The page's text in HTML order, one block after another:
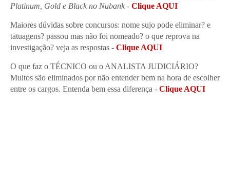
Platinum, Gold e Black no Nubank - Clique AQUI
Maiores dúvidas sobre concursos: nome sujo pode eliminar? e
tatuagens? passou mas não foi nomeado? o que reprova na
investigação? veja as respostas - Clique AQUI
O que faz o TÉCNICO ou o ANALISTA JUDICIÁRIO?
Muitos são eliminados por não entender bem na hora de escolher
entre os cargos. Entenda bem essa diferença - Clique AQUI